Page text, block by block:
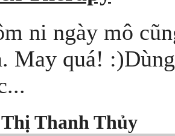
ni ngày mô
May quá!
Thanh Thủy